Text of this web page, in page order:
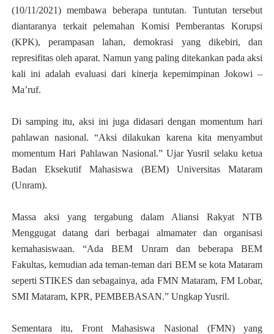
(10/11/2021) membawa beberapa tuntutan. Tuntutan tersebut
diantaranya terkait pelemahan Komisi Pemberantas Korupsi
(KPK), perampasan lahan, demokrasi yang dikebiri, dan
represifitas oleh aparat. Namun yang paling ditekankan pada aksi
kali ini adalah evaluasi dari kinerja kepemimpinan Jokowi –
Ma’ruf.
Di samping itu, aksi ini juga didasari dengan momentum hari
pahlawan nasional. “Aksi dilakukan karena kita menyambut
momentum Hari Pahlawan Nasional.” Ujar Yusril selaku ketua
Badan Eksekutif Mahasiswa (BEM) Universitas Mataram
(Unram).
Massa aksi yang tergabung dalam Aliansi Rakyat NTB
Menggugat datang dari berbagai almamater dan organisasi
kemahasiswaan.“Ada BEM Unram dan beberapa BEM
Fakultas, kemudian ada teman-teman dari BEM se kota Mataram
seperti STIKES dan sebagainya, ada FMN Mataram, FM Lobar,
SMI Mataram, KPR, PEMBEBASAN.” Ungkap Yusril.
Sementara itu, Front Mahasiswa Nasional (FMN) yang